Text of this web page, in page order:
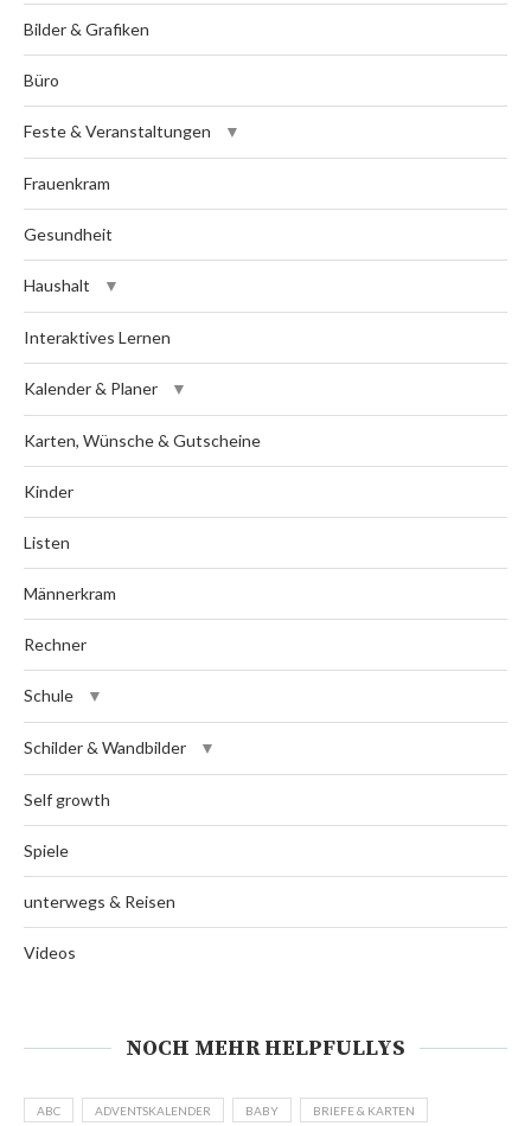
Bilder & Grafiken
Büro
Feste & Veranstaltungen
Frauenkram
Gesundheit
Haushalt
Interaktives Lernen
Kalender & Planer
Karten, Wünsche & Gutscheine
Kinder
Listen
Männerkram
Rechner
Schule
Schilder & Wandbilder
Self growth
Spiele
unterwegs & Reisen
Videos
NOCH MEHR HELPFULLYS
ABC ADVENTSKALENDER BABY BRIEFE & KARTEN